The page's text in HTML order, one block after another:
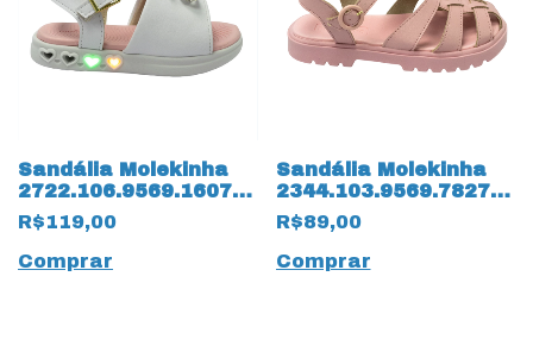
Sandália Molekinha
2722.106.9569.16072
Napa Turim com LED
14258 Branco
R$119,00
Comprar
Sandália Molekinha
2344.103.9569.78276
Napa Turim 14231
Rosa
R$89,00
Comprar